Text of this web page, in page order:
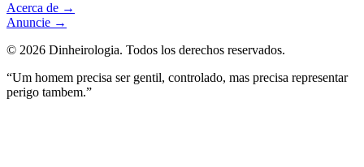
Acerca de →
Anuncie →
© 2026 Dinheirologia. Todos los derechos reservados.
“Um homem precisa ser gentil, controlado, mas precisa representar
perigo tambem.”